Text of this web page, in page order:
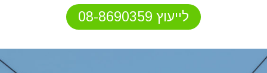
לייעוץ 08-8690359